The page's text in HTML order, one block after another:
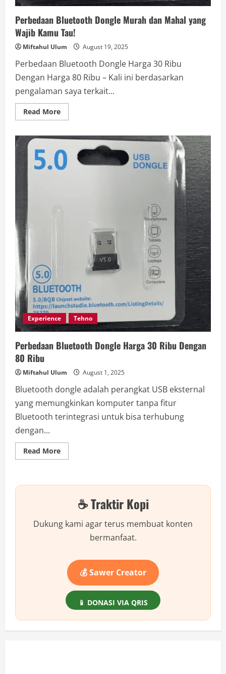
Perbedaan Bluetooth Dongle Murah dan Mahal yang
Wajib Kamu Tau!
Miftahul Ulum August 19, 2025
Perbedaan Bluetooth Dongle Harga 30 Ribu
Dengan Harga 80 Ribu – Kali ini berdasarkan
pengalaman saya terkait...
Read MoreRead
more
Bluetooth
Dongle
Murah
dan
Mahal
Experience Tehno
Perbedaan Bluetooth Dongle Harga 30 Ribu Dengan
80 Ribu
Miftahul Ulum August 1, 2025
Bluetooth dongle adalah perangkat USB eksternal
yang memungkinkan komputer tanpa fitur
Bluetooth terintegrasi untuk bisa terhubung
dengan...
Read MoreRead
more
Dongle
80
Ribu
☕ Traktir Kopi
Dukung kami agar terus membuat konten
bermanfaat.
💰 Sawer Creator
📱 DONASI VIA QRIS